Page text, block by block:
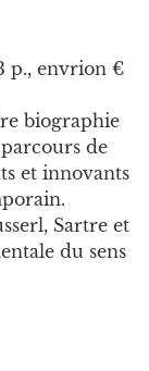
p., envrion €
biographie
de
et innovants
Sartre et
du sens